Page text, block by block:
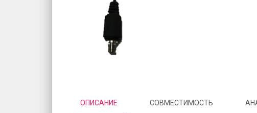
ОПИСАНИЕ СОВМЕСТИМОСТЬ